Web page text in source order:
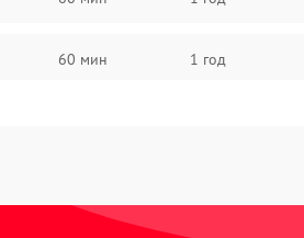
60 мин 1 год